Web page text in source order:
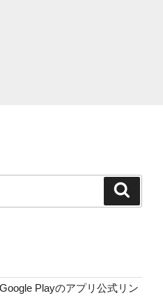
Playのアプリ公式リン